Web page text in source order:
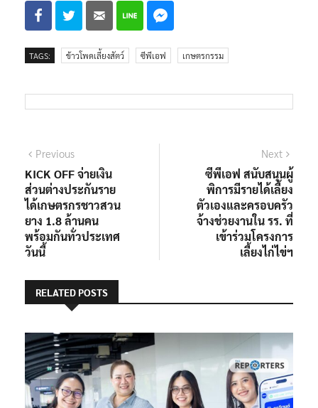
TAGS: ข้าวโพดเลี้ยงสัตว์ ซีพีเอฟ เกษตรกรรม
แนะแนว
เรื่อง
PreviousPrevious
post:
KICK OFF จ่ายเงิน
ส่วนต่างประกันราย
ได้เกษตรกรชาวสวน
ยาง 1.8 ล้านคน
พร้อมกันทั่วประเทศ
วันนี้
Next
post:
ซีพีเอฟ สนับสนุนผู้
พิการมีรายได้เลี้ยง
ตัวเองและครอบครัว
จ้างช่วยงานใน รร. ที่
เข้าร่วมโครงการ
เลี้ยงไก่ไข่ฯ
RELATED POSTS